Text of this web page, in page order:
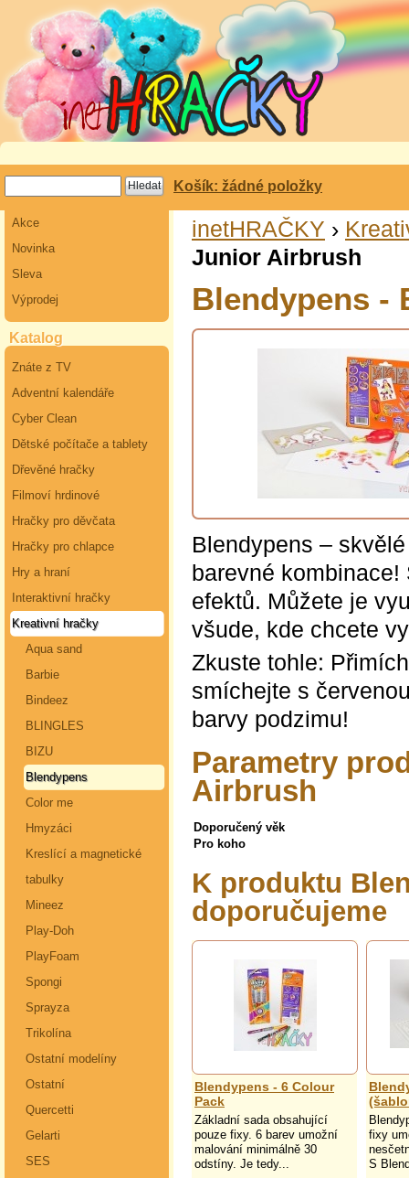
Košík: žádné položky
Akce
Novinka
Sleva
Výprodej
Katalog
Znáte z TV
Adventní kalendáře
Cyber Clean
Dětské počítače a tablety
Dřevěné hračky
Filmoví hrdinové
Hračky pro děvčata
Hračky pro chlapce
Hry a hraní
Interaktivní hračky
Kreativní hračky
Aqua sand
Barbie
Bindeez
BLINGLES
BIZU
Blendypens
Color me
Hmyzáci
Kreslící a magnetické
tabulky
Mineez
Play-Doh
PlayFoam
Spongi
Sprayza
Trikolína
Ostatní modelíny
Ostatní
Quercetti
Gelarti
SES
inetHRAČKY ›
Junior Airbrush
Blendypens -
Blendypens –
barevné
efektů. Můžete je
všude, kde chcete
Zkuste tohle:
smíchejte s
barvy podzimu!
Parametry
Airbrush
Doporučený věk
Pro koho
K produktu
doporučujeme
Blendypens - 6 Colour
Pack
Základní sada obsahující
pouze fixy. 6 barev umožní
malování minimálně 30
odstíny. Je tedy...
fixy
S